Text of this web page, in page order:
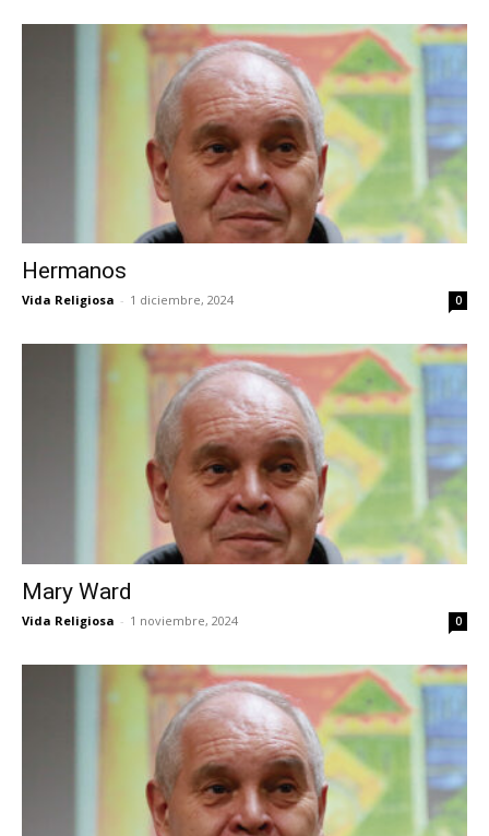
Hermanos
Vida Religiosa - 1 diciembre, 2024 0
Mary Ward
Vida Religiosa - 1 noviembre, 2024 0